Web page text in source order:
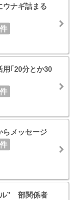
ウナギ詰まる
｢20分とか30
らメッセージ
ル” 部関係者